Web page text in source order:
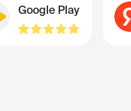
Google Play